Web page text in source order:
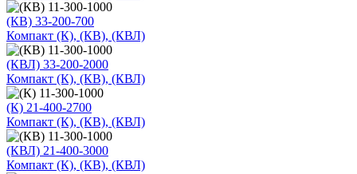
(КВ) 33-200-700
Компакт (К), (КВ), (КВЛ)
(КВЛ) 33-200-2000
Компакт (К), (КВ), (КВЛ)
(К) 21-400-2700
Компакт (К), (КВ), (КВЛ)
(КВЛ) 21-400-3000
Компакт (К), (КВ), (КВЛ)